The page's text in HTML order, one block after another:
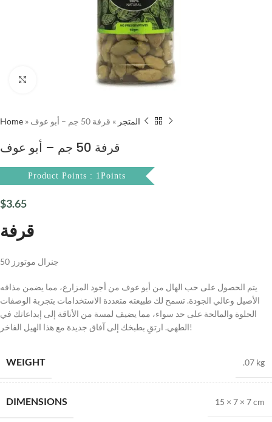
Home » المتجر » قرفة 50 جم – أبو عوف
قرفة 50 جم – أبو عوف
Product Points : 1Points
$3.65
قرفة
50 جنرال موتورز
يتم الحصول على حب الهال من أبو عوف من أجود المزارع، مما يضمن مذاقه
الأصيل وعالي الجودة. تسمح لك طبيعته متعددة الاستخدامات بتجربة الوصفات
الحلوة والمالحة على حد سواء، مما يضيف لمسة من الأناقة إلى إبداعاتك في
الطهي. ارتقِ بطبخك إلى آفاق جديدة مع هذا الهيل الفاخر!
WEIGHT .07 kg
DIMENSIONS 15 × 7 × 7 cm